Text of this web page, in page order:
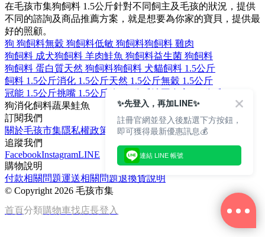
在毛孩市集狗飼料 1.5公斤針對不同飼主及毛孩的狀況，提供
不同的諮詢及商品推薦方案，就是想要為你家的寶貝，提供最
好的照顧。
狗 狗飼料無穀 狗飼料低敏 狗飼料狗飼料 雞肉
狗飼料 成犬狗飼料 羊肉鮭魚 狗飼料益生菌 狗飼料
狗飼料 蛋白質天然 狗飼料狗飼料 犬貓飼料 1.5公斤
飼料 1.5公斤消化 1.5公斤天然 1.5公斤無穀 1.5公斤
冠能 1.5公斤挑嘴 1.5公斤
狗消化飼料蔬果鮭魚
訂閱我們
關於毛孩市集隱私權政策
文章
追蹤我們
FacebookInstagramLINE
購物說明
付款相關問題運送相關問題退換貨說明
© Copyright 2026 毛孩市集
首頁分類購物車找店長登入
✨先登入，再加LINE✨
註冊官網並登入後點選下方按鈕，
即可獲得最新優惠訊息💰
連結 LINE 帳號